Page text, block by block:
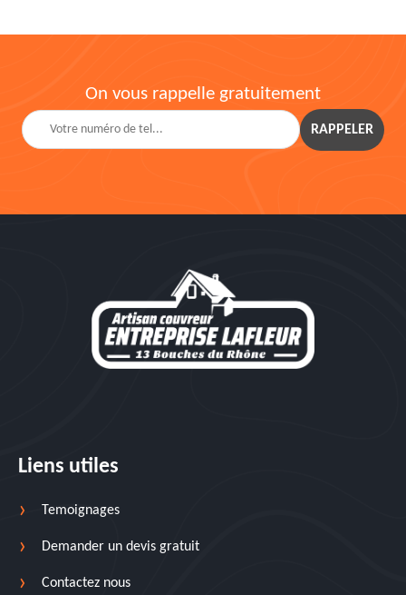
On vous rappelle gratuitement
Liens utiles
Temoignages
Demander un devis gratuit
Contactez nous